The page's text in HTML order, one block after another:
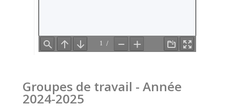
Groupes de travail - Année
2024-2025